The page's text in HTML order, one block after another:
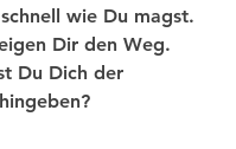
wie Du magst.
Dir den Weg.
Du Dich der